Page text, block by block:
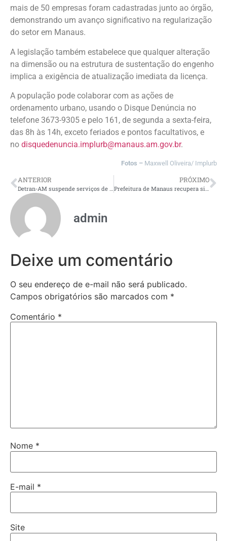
mais de 50 empresas foram cadastradas junto ao órgão,
demonstrando um avanço significativo na regularização
do setor em Manaus.
A legislação também estabelece que qualquer alteração
na dimensão ou na estrutura de sustentação do engenho
implica a exigência de atualização imediata da licença.
A população pode colaborar com as ações de
ordenamento urbano, usando o Disque Denúncia no
telefone 3673-9305 e pelo 161, de segunda a sexta-feira,
das 8h às 14h, exceto feriados e pontos facultativos, e
no disquedenuncia.implurb@manaus.am.gov.br.
Fotos – Maxwell Oliveira/ Implurb
ANTERIOR PRÓXIMO
admin
Deixe um comentário
O seu endereço de e-mail não será publicado.
Campos obrigatórios são marcados com *
Comentário *
Nome *
E-mail *
Site